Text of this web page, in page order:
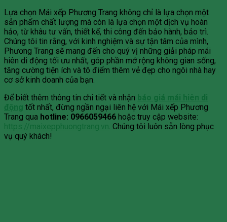
Lựa chọn Mái xếp Phương Trang không chỉ là lựa chọn một
sản phẩm chất lượng mà còn là lựa chọn một dịch vụ hoàn
hảo, từ khâu tư vấn, thiết kế, thi công đến bảo hành, bảo trì.
Chúng tôi tin rằng, với kinh nghiệm và sự tận tâm của mình,
Phương Trang sẽ mang đến cho quý vị những giải pháp mái
hiên di động tối ưu nhất, góp phần mở rộng không gian sống,
tăng cường tiện ích và tô điểm thêm vẻ đẹp cho ngôi nhà hay
cơ sở kinh doanh của bạn.
Để biết thêm thông tin chi tiết và nhận báo giá mái hiên di
động tốt nhất, đừng ngần ngại liên hệ với Mái xếp Phương
Trang qua hotline: 0966059466 hoặc truy cập website:
https://maixepphuongtrang.vn . Chúng tôi luôn sẵn lòng phục
vụ quý khách!